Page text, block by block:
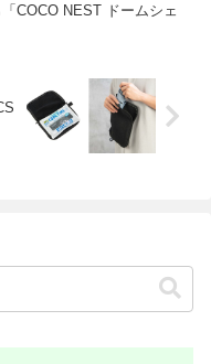
COCO NEST ドームシェ